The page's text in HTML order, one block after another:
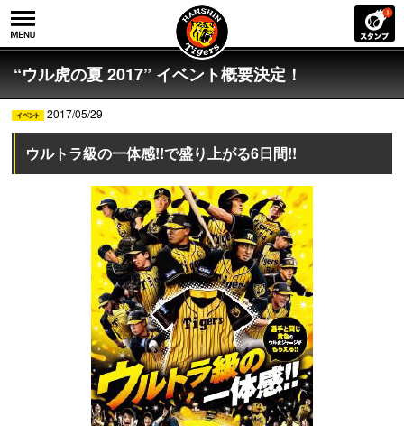
“ウル虎の夏 2017” イベント概要決定！
2017/05/29
ウルトラ級の一体感!!で盛り上がる6日間!!